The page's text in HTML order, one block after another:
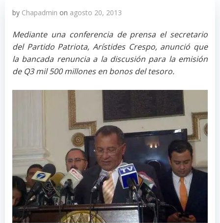
by Chapadmin on agosto 20, 2013
Mediante una conferencia de prensa el secretario
del Partido Patriota, Arístides Crespo, anunció que
la bancada renuncia a la discusión para la emisión
de Q3 mil 500 millones en bonos del tesoro.